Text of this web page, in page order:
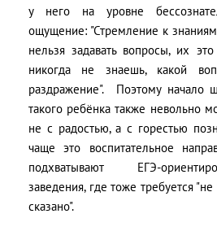
у него на уровне
ощущение: "Стремление к
нельзя задавать вопросы, их это
никогда не знаешь, какой
раздражение".
Поэтому начало
такого ребёнка также невольно
не с радостью, а с горестью
чаще это воспитательное
подхватывают ЕГЭ-
заведения, где тоже требуется "не
сказано".